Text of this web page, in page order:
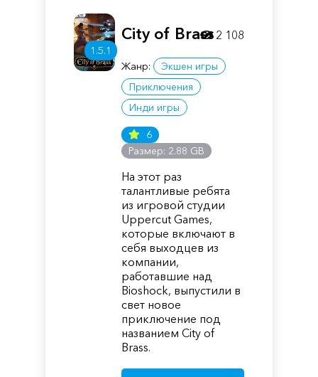
1.5.1
City of Brass
Жанр:
Экшен игры
Приключения
Инди игры
6
Размер: 2.88 GB
На этот раз
талантливые ребята
из игровой студии
Uppercut Games,
которые включают в
себя выходцев из
компании,
работавшие над
Bioshock, выпустили в
свет новое
приключение под
названием City of
Brass.
2 108